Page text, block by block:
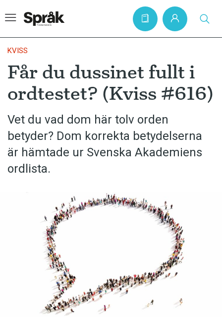
Hem
Artiklar
Krönikor
Språkfrågor
Skrivtips
Bokrecensioner
Anmäl till språkpolisen
Föreslå nyord
Annonsera
Prenumerera
Läs Språktidningen digitalt
KVISS
Får du dussinet fullt i
ordtestet? (Kviss #616)
Vet du vad dom här tolv orden
betyder? Dom korrekta betydelserna
är hämtade ur Svenska Akademiens
ordlista.